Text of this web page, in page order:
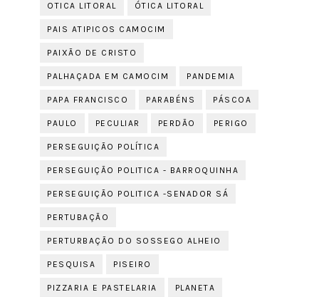
OTICA LITORAL ÓTICA LITORAL
PAIS ATIPICOS CAMOCIM
PAIXÃO DE CRISTO
PALHAÇADA EM CAMOCIM PANDEMIA
PAPA FRANCISCO PARABÉNS PÁSCOA
PAULO PECULIAR PERDÃO PERIGO
PERSEGUIÇÃO POLÍTICA
PERSEGUIÇÃO POLITICA - BARROQUINHA
PERSEGUIÇÃO POLITICA -SENADOR SÁ
PERTUBAÇÃO
PERTURBAÇÃO DO SOSSEGO ALHEIO
PESQUISA PISEIRO
PIZZARIA E PASTELARIA PLANETA